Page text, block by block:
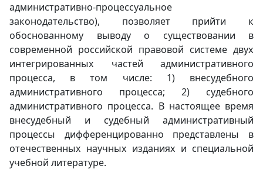
административно-процессуальное
законодательство), позволяет прийти к
обоснованному выводу о существовании в
современной российской правовой системе двух
интегрированных частей административного
процесса, в том числе: 1) внесудебного
административного процесса; 2) судебного
административного процесса. В настоящее время
внесудебный и судебный административный
процессы дифференцированно представлены в
отечественных научных изданиях и специальной
учебной литературе.